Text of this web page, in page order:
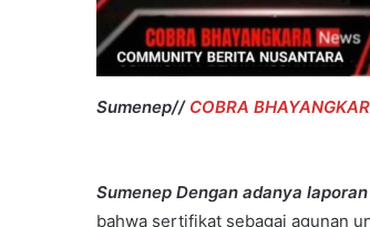
Sumenep// COBRA
Sumenep Dengan adanya
bahwa sertifikat sebagai agunan